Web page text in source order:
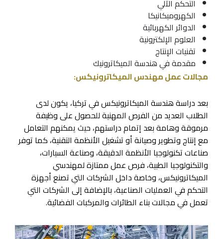
التحكم الآلي
الكهروميكانيكا
الدوائر الكهربائية
العلوم الإلكترونية
تقنيات الإنتاج
مقدمة في هندسة الميكاترونيك
مجالات عمل مهندس الميكاترونيكس:
بعد دراسة هندسة الميكاترونيكس في تركيا، يكون لدى
الطلاب العديد من الفرص المهنية للحصول على وظيفة
مرموقة وهامة بعد إتمام دراستهم، حيث يمكنهم التعامل
مع إنتاج وتطوير وصيانة أو تشغيل الأنظمة التقنية، كما توفر
صناعات تكنولوجيا الأنظمة الدقيقة، وصناعة السيارات،
والتكنولوجيا الطبية، فرص عمل ممتازة لمهندسي
الميكاترونيكس، وخاصة داخل الشركات التي تصنع أجهزة
التحكم في العمليات الصناعية، بالإضافة إلى الشركات التي
تعمل في مجالات بناء الطائرات والمركبات الفضائية.